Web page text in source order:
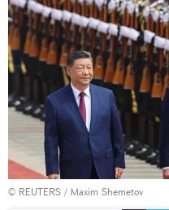
© REUTERS / Maxim Shemetov